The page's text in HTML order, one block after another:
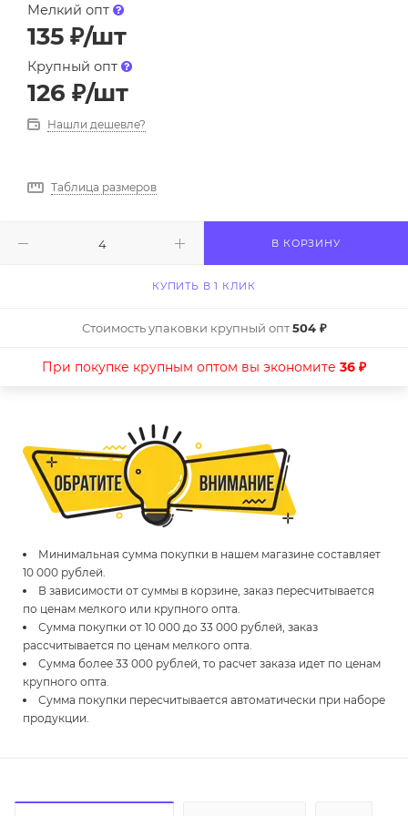
Мелкий опт
135 ₽/шт
Крупный опт
126 ₽/шт
Нашли дешевле?
Таблица размеров
В КОРЗИНУ
КУПИТЬ В 1 КЛИК
Стоимость упаковки крупный опт504 ₽
При покупке крупным оптом вы экономите 36 ₽
Минимальная сумма покупки в нашем магазине составляет
10 000 рублей.
В зависимости от суммы в корзине, заказ пересчитывается
по ценам мелкого или крупного опта.
Сумма покупки от 10 000 до 33 000 рублей, заказ
рассчитывается по ценам мелкого опта.
Сумма более 33 000 рублей, то расчет заказа идет по ценам
крупного опта.
Сумма покупки пересчитывается автоматически при наборе
продукции.